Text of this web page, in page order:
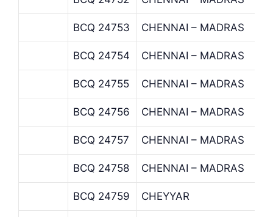
BCQ 24753 CHENNAI – MADRAS
BCQ 24754 CHENNAI – MADRAS
BCQ 24755 CHENNAI – MADRAS
BCQ 24756 CHENNAI – MADRAS
BCQ 24757 CHENNAI – MADRAS
BCQ 24758 CHENNAI – MADRAS
BCQ 24759 CHEYYAR